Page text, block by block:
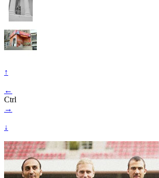
↑
←
Ctrl
→
↓